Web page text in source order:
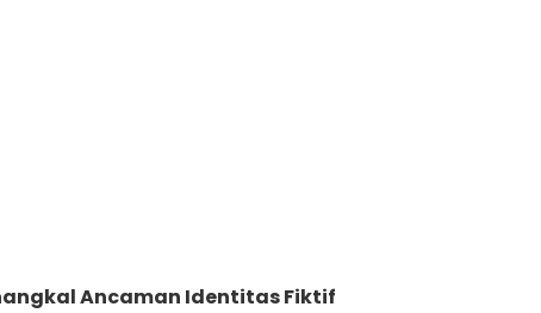
Ancaman Identitas Fiktif